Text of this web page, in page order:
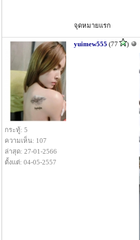
จุดหมายแรก
กระทู้: 5
ความเห็น: 107
ล่าสุด: 27-01-2566
ตั้งแต่: 04-05-2557
yuimew555 (77 )